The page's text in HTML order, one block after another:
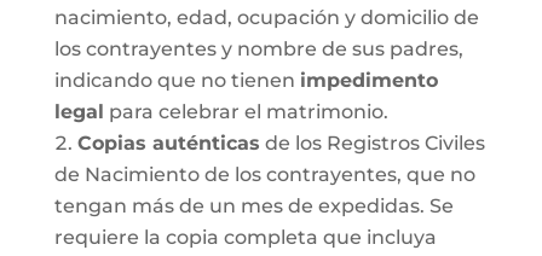
nacimiento, edad, ocupación y domicilio de
los contrayentes y nombre de sus padres,
indicando que no tienen impedimento
legal para celebrar el matrimonio.
Copias auténticas de los Registros Civiles
de Nacimiento de los contrayentes, que no
tengan más de un mes de expedidas. Se
requiere la copia completa que incluya